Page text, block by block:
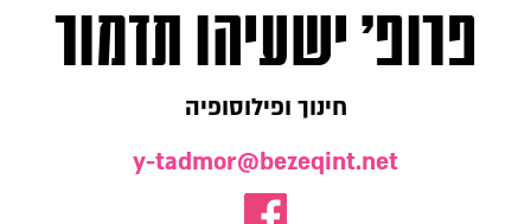
פרופ' ישעיהו תדמור
חינוך ופילוסופיה
y-tadmor@bezeqint.net